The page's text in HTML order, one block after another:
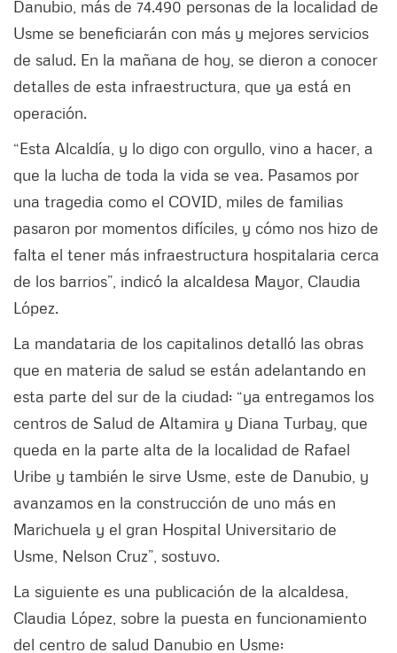
Danubio, más de 74.490 personas de la localidad de
Usme se beneficiarán con más y mejores servicios
de salud. En la mañana de hoy, se dieron a conocer
detalles de esta infraestructura, que ya está en
operación.
“Esta Alcaldía, y lo digo con orgullo, vino a hacer, a
que la lucha de toda la vida se vea. Pasamos por
una tragedia como el COVID, miles de familias
pasaron por momentos difíciles, y cómo nos hizo de
falta el tener más infraestructura hospitalaria cerca
de los barrios”, indicó la alcaldesa Mayor, Claudia
López.
La mandataria de los capitalinos detalló las obras
que en materia de salud se están adelantando en
esta parte del sur de la ciudad: “ya entregamos los
centros de Salud de Altamira y Diana Turbay, que
queda en la parte alta de la localidad de Rafael
Uribe y también le sirve Usme, este de Danubio, y
avanzamos en la construcción de uno más en
Marichuela y el gran Hospital Universitario de
Usme, Nelson Cruz”, sostuvo.
La siguiente es una publicación de la alcaldesa,
Claudia López, sobre la puesta en funcionamiento
del centro de salud Danubio en Usme: